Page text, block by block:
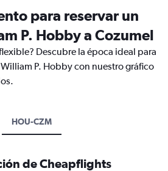
para reservar un
P. Hobby a Cozumel
Descubre la época ideal para
P. Hobby con nuestro gráfico
HOU-CZM
de Cheapflights